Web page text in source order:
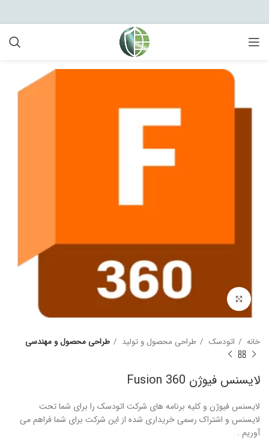
برای بزرگنمایی کلیک کنید
خانه اتودسک طراحی محصول و تولید طراحی محصول و مهندسی
لایسنس فیوژن Fusion 360
لایسنس فیوژن و کلیه برنامه های شرکت اتودسک را برای شما تحت
لایسنس و اشتراک رسمی خریداری شده از این شرکت برای شما فراهم می
آوریم .